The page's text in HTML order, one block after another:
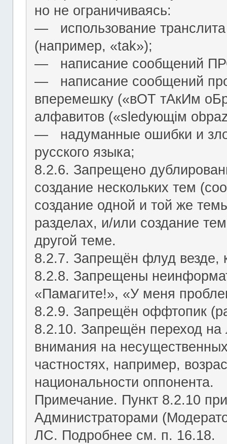
но не ограничиваясь:
― использование
(например, «tak»);
― написание сообщений
― написание сообщений
вперемешку («вОТ тАкИм
алфавитов («slеdующiм
― надуманные ошибки и
русского языка;
8.2.6. Запрещено
создание нескольких тем
создание одной и той же
разделах, и/или создание
другой теме.
8.2.7. Запрещён флуд везде,
8.2.8. Запрещены
«Памагите!», «У меня
8.2.9. Запрещён оффтопик
8.2.10. Запрещён переход на
внимания на
частностях, например,
национальности оппонента.
Примечание. Пункт 8.2.10
Администраторами
ЛС. Подробнее см. п. 16.18.